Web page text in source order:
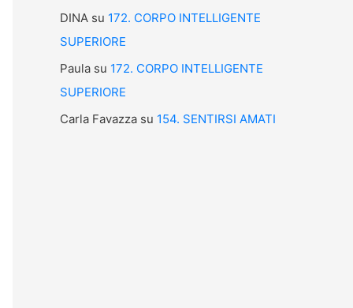
DINA su 172. CORPO INTELLIGENTE
SUPERIORE
Paula su 172. CORPO INTELLIGENTE
SUPERIORE
Carla Favazza su 154. SENTIRSI AMATI